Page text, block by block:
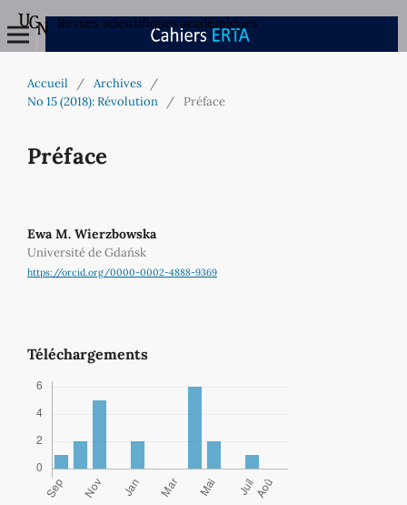
Revues scientifiques académiques
Accueil / Archives
/
No 15 (2018): Révolution
/ Préface
Préface
Ewa M. Wierzbowska
Université de Gdańsk
https://orcid.org/0000-0002-4888-9369
Téléchargements